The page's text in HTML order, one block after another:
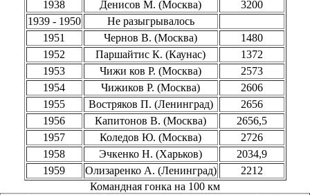
1938
Денисов М. (Москва)
3200
1939 - 1950
Не разыгрывалось
1951
Чернов В. (Москва)
1480
1952
Паршайтис К. (Каунас)
1372
1953
Чижи ков Р. (Москва)
2573
1954
Чижиков Р. (Москва)
2606
1955
Востряков П. (Ленинград)
2656
1956
Капитонов В. (Москва)
2656,5
1957
Коледов Ю. (Москва)
2726
1958
Эчкенко Н. (Харьков)
2034,9
1959
Олизаренко А. (Ленинград)
2212
Командная гонка на 100 км